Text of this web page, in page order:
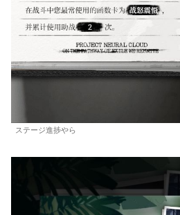
ステージ進捗やら